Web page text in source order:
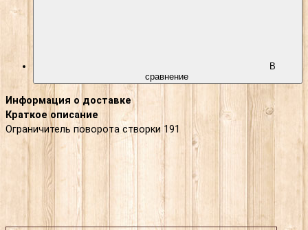
В
сравнение
Информация о доставке
Краткое описание
Ограничитель поворота створки 191